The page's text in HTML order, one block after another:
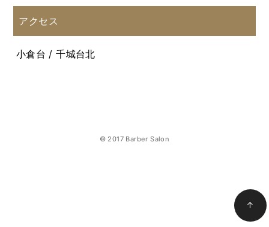
アクセス
小倉台 / 千城台北
© 2017 Barber Salon
↑